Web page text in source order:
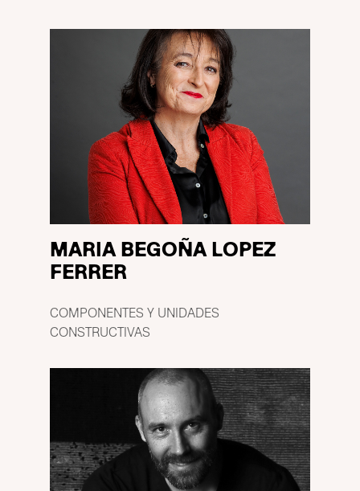
MARIA BEGOÑA LOPEZ
FERRER
COMPONENTES Y UNIDADES
CONSTRUCTIVAS